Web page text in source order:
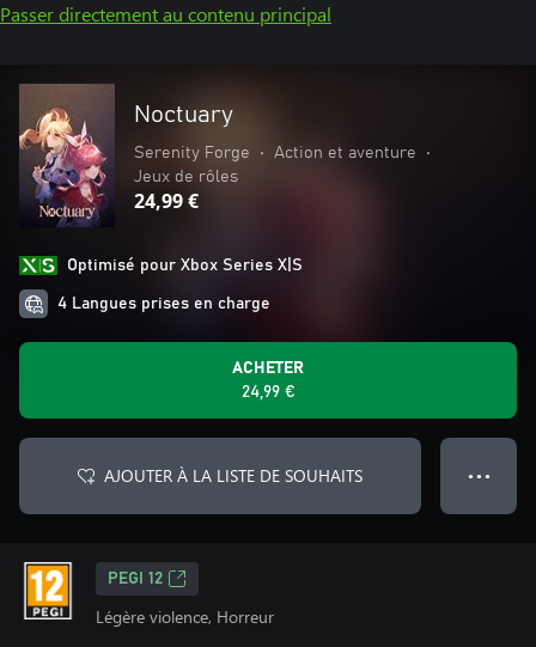
Passer directement au contenu principal
Noctuary
Serenity Forge • Action et aventure
•
Jeux de rôles
24,99 €
Optimisé pour Xbox Series X|S
4 Langues prises en charge
ACHETER
24,99 €
AJOUTER À LA LISTE DE SOUHAITS ● ● ●
PEGI 12
Légère violence, Horreur